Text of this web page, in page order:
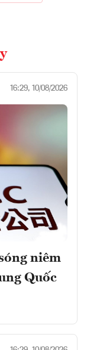
16:29, 10/08/2026
niêm
Quốc